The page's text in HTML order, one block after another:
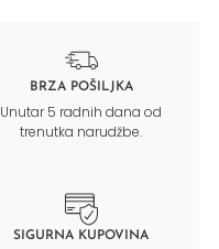
BRZA POŠILJKA
Unutar 5 radnih dana od
trenutka narudžbe.
SIGURNA KUPOVINA